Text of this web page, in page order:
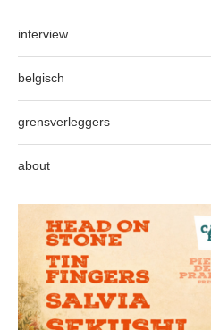
interview
belgisch
grensverleggers
about